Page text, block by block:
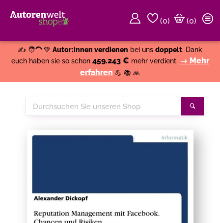
(0)
(0)
✍️ 🧑‍🦱 💚 Autor:innen verdienen bei uns doppelt. Dank
euch haben sie so schon 459.243 € mehr verdient. → Mehr
erfahren 💪 📚 🙏
Durchsuchen
Sie
Shop